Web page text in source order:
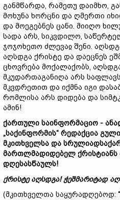
განმწარდა, რამეთუ დაიმხო,
მოხუნა ხორცნი და ღმერთი
და მოეგებნეს ცანი. მიიღო
სადა არს, სიკვდილო,
ჯოჯოხეთო ძლევაჲ შენი.
აღსდგა ქრისტე და დაეცნეს
ცხოვრება მოქალაქობს,
მკუდართაგანიღა არს
მკვდრეთით და იქმნა იგი
რომლისა არს დიდება და
ამინ!
ქართული საინფორმაციო -
„საქინფორმის“ რედაქცია
მკითხველსა და
მართლმადიდებელ ქრისტიანს
დღესასწაულს!
ქრისტე აღსდგა!ჭეშმარიტად
(მკითხველთა საყურადღებოდ: “